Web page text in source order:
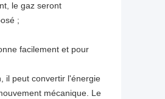
le gaz seront
;
facilement et pour
il peut convertir l'énergie
mécanique. Le